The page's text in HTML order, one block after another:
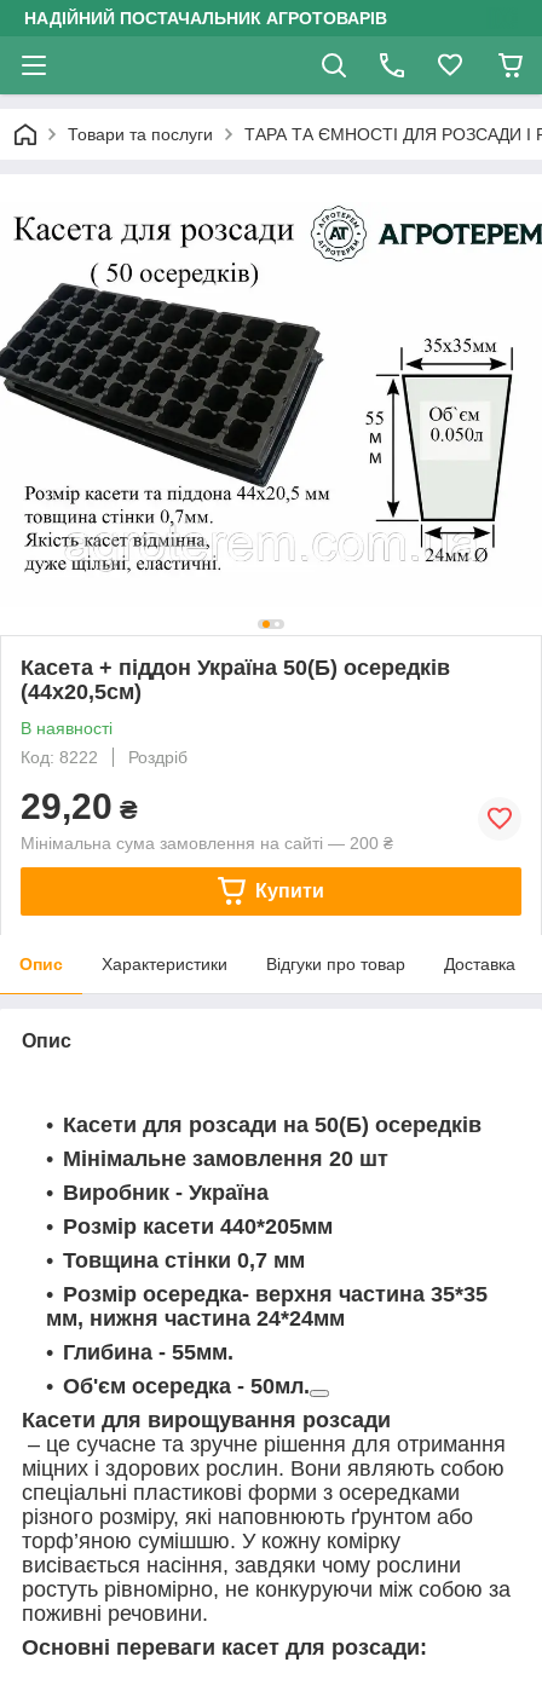
НАДІЙНИЙ ПОСТАЧАЛЬНИК АГРОТОВАРІВ
Товари та послуги ТАРА ТА ЄМНОСТІ ДЛЯ РОЗСАДИ І
Касета + піддон Україна 50(Б) осередків
(44х20,5см)
В наявності
Код: 8222
Роздріб
29,20 ₴
Мінімальна сума замовлення на сайті — 200 ₴
Купити
Опис Характеристики Відгуки про товар Доставка
Опис
Касети для розсади на 50(Б) осередків
Мінімальне замовлення 20 шт
Виробник - Україна
Розмір касети 440*205мм
Товщина стінки 0,7 мм
Розмір осередка- верхня частина 35*35
мм, нижня частина 24*24мм
Глибина - 55мм.
Об'єм осередка - 50мл.
Касети для вирощування розсади
– це сучасне та зручне рішення для отримання
міцних і здорових рослин. Вони являють собою
спеціальні пластикові форми з осередками
різного розміру, які наповнюють ґрунтом або
торф’яною сумішшю. У кожну комірку
висівається насіння, завдяки чому рослини
ростуть рівномірно, не конкуруючи між собою за
поживні речовини.
Основні переваги касет для розсади: